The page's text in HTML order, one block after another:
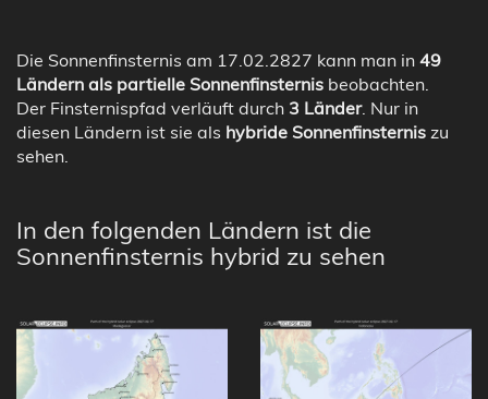
Die Sonnenfinsternis am 17.02.2827 kann man in 49
Ländern als partielle Sonnenfinsternis beobachten.
Der Finsternispfad verläuft durch 3 Länder. Nur in
diesen Ländern ist sie als hybride Sonnenfinsternis zu
sehen.
In den folgenden Ländern ist die
Sonnenfinsternis hybrid zu sehen